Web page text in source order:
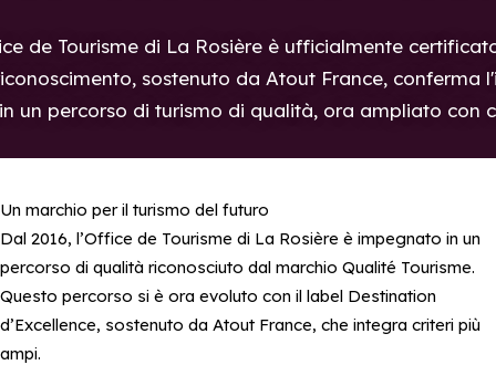
de Tourisme di La Rosière è ufficialmente
sostenuto da Atout France, conferma
un percorso di turismo di qualità, ora ampliato con
Un marchio per il turismo del futuro
Dal 2016, l’Office de Tourisme di La Rosière è impegnato in un
percorso di qualità riconosciuto dal marchio Qualité Tourisme.
Questo percorso si è ora evoluto con il label Destination
d’Excellence, sostenuto da Atout France, che integra criteri più
ampi.